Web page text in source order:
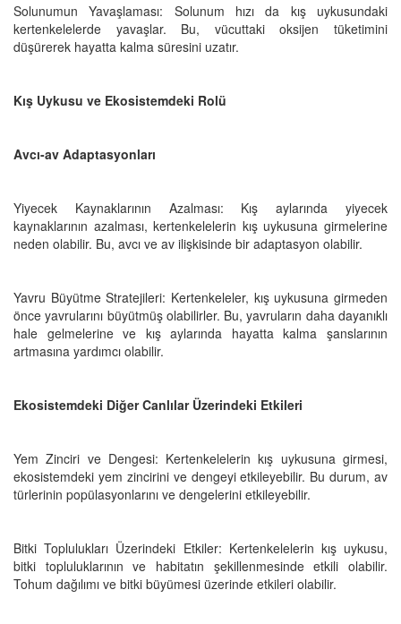
Solunumun Yavaşlaması: Solunum hızı da kış uykusundaki
kertenkelelerde yavaşlar. Bu, vücuttaki oksijen tüketimini
düşürerek hayatta kalma süresini uzatır.
Kış Uykusu ve Ekosistemdeki Rolü
Avcı-av Adaptasyonları
Yiyecek Kaynaklarının Azalması: Kış aylarında yiyecek
kaynaklarının azalması, kertenkelelerin kış uykusuna girmelerine
neden olabilir. Bu, avcı ve av ilişkisinde bir adaptasyon olabilir.
Yavru Büyütme Stratejileri: Kertenkeleler, kış uykusuna girmeden
önce yavrularını büyütmüş olabilirler. Bu, yavruların daha dayanıklı
hale gelmelerine ve kış aylarında hayatta kalma şanslarının
artmasına yardımcı olabilir.
Ekosistemdeki Diğer Canlılar Üzerindeki Etkileri
Yem Zinciri ve Dengesi: Kertenkelelerin kış uykusuna girmesi,
ekosistemdeki yem zincirini ve dengeyi etkileyebilir. Bu durum, av
türlerinin popülasyonlarını ve dengelerini etkileyebilir.
Bitki Toplulukları Üzerindeki Etkiler: Kertenkelelerin kış uykusu,
bitki topluluklarının ve habitatın şekillenmesinde etkili olabilir.
Tohum dağılımı ve bitki büyümesi üzerinde etkileri olabilir.